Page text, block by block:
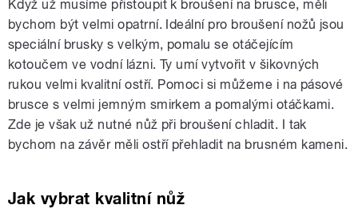
Když už musíme přistoupit k broušení na brusce, měli
bychom být velmi opatrní. Ideální pro broušení nožů jsou
speciální brusky s velkým, pomalu se otáčejícím
kotoučem ve vodní lázni. Ty umí vytvořit v šikovných
rukou velmi kvalitní ostří. Pomoci si můžeme i na pásové
brusce s velmi jemným smirkem a pomalými otáčkami.
Zde je však už nutné nůž při broušení chladit. I tak
bychom na závěr měli ostří přehladit na brusném kameni.
Jak vybrat kvalitní nůž